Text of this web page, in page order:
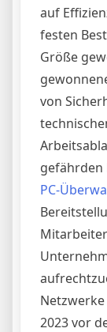
auf
festen
Größe
von
gefährden
PC-
2023 vor